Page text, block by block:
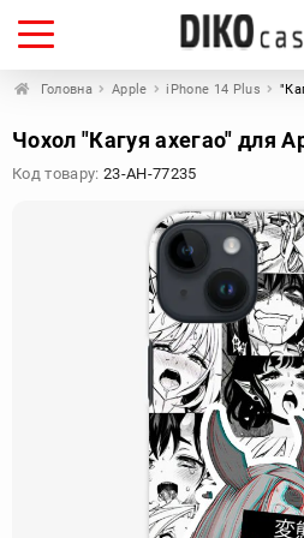
Головна Apple iPhone 14 Plus
Чохол "Кагуя ахегао" для
Код товару: 23-AH-77235